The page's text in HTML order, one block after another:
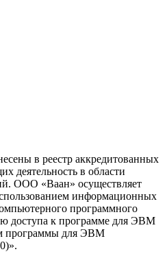
в реестр аккредитованных
деятельность в области
ООО «Ваан» осуществляет
информационных
программного
доступа к программе для ЭВМ
программы для ЭВМ